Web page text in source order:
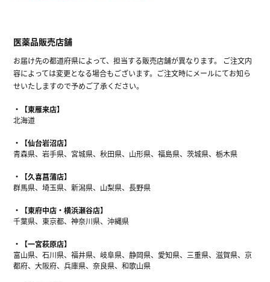
医薬品販売店舗
お届け先の都道府県によって、担当する販売店舗が異なります。 ご注文内
容によっては変更となる場合もございます。ご注文時にメールにてお知ら
せいたしますので予めご了承ください。
【東雁来店】
北海道
【仙台岩沼店】
青森県、岩手県、宮城県、秋田県、山形県、福島県、茨城県、栃木県
【久喜菖蒲店】
群馬県、埼玉県、新潟県、山梨県、長野県
【東府中店・横浜瀬谷店】
千葉県、東京都、神奈川県、沖縄県
【一宮萩原店】
富山県、石川県、福井県、岐阜県、静岡県、愛知県、三重県、滋賀県、京
都府、大阪府、兵庫県、奈良県、和歌山県